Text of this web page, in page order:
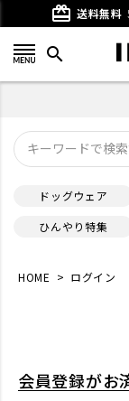
card_giftcard 送料無料
search
ドッグウェア
ひんやり特集
HOME ログイン
会員登録がお